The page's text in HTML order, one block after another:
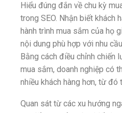
Hiểu đúng đắn về chu kỳ
trong SEO. Nhận biết khách
hành trình mua sắm của họ
nội dung phù hợp với nhu
Bằng cách điều chỉnh chiến
mua sắm, doanh nghiệp có
nhiều khách hàng hơn, từ đó
Quan sát từ các xu hướng